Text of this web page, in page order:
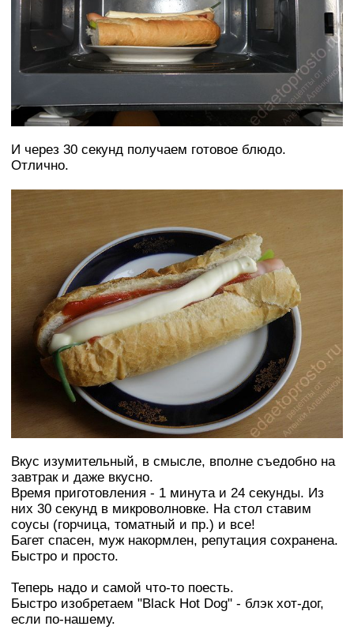
И через 30 секунд получаем готовое блюдо.
Отлично.
Вкус изумительный, в смысле, вполне съедобно на
завтрак и даже вкусно.
Время приготовления - 1 минута и 24 секунды. Из
них 30 секунд в микроволновке. На стол ставим
соусы (горчица, томатный и пр.) и все!
Багет спасен, муж накормлен, репутация сохранена.
Быстро и просто.
Теперь надо и самой что-то поесть.
Быстро изобретаем "Black Hot Dog" - блэк хот-дог,
если по-нашему.